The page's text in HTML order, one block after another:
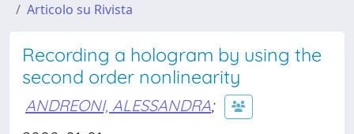
Articolo su Rivista
Recording a hologram by using the
second order nonlinearity
ANDREONI, ALESSANDRA;